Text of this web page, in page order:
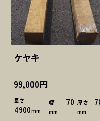
ケヤキ
99,000円
長さ
4900mm
幅 70
mm
厚さ
mm